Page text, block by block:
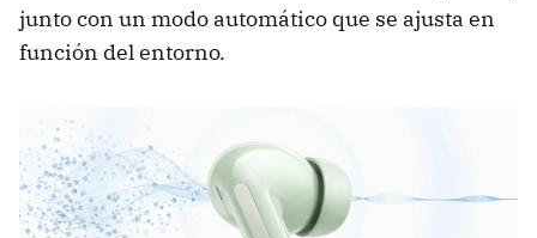
junto con un modo automático que se ajusta en
función del entorno.